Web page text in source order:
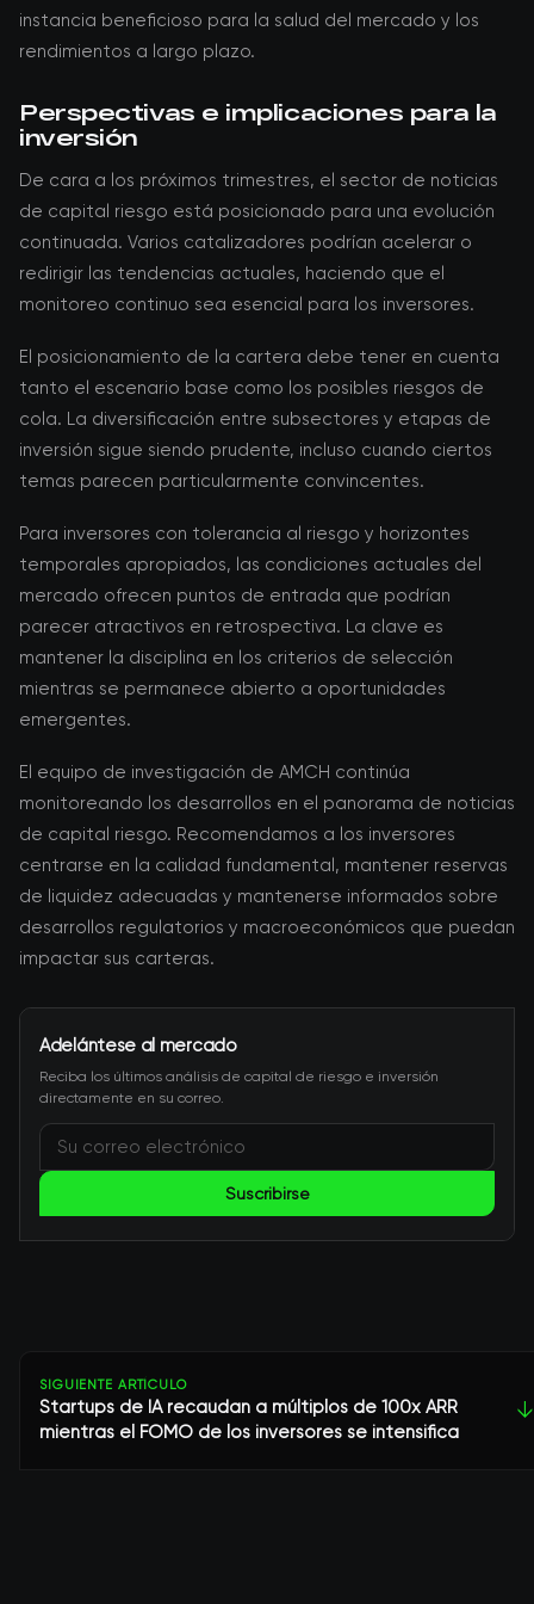
instancia beneficioso para la salud del mercado y los
rendimientos a largo plazo.
Perspectivas e implicaciones para la
inversión
De cara a los próximos trimestres, el sector de noticias
de capital riesgo está posicionado para una evolución
continuada. Varios catalizadores podrían acelerar o
redirigir las tendencias actuales, haciendo que el
monitoreo continuo sea esencial para los inversores.
El posicionamiento de la cartera debe tener en cuenta
tanto el escenario base como los posibles riesgos de
cola. La diversificación entre subsectores y etapas de
inversión sigue siendo prudente, incluso cuando ciertos
temas parecen particularmente convincentes.
Para inversores con tolerancia al riesgo y horizontes
temporales apropiados, las condiciones actuales del
mercado ofrecen puntos de entrada que podrían
parecer atractivos en retrospectiva. La clave es
mantener la disciplina en los criterios de selección
mientras se permanece abierto a oportunidades
emergentes.
El equipo de investigación de AMCH continúa
monitoreando los desarrollos en el panorama de noticias
de capital riesgo. Recomendamos a los inversores
centrarse en la calidad fundamental, mantener reservas
de liquidez adecuadas y mantenerse informados sobre
desarrollos regulatorios y macroeconómicos que puedan
impactar sus carteras.
Adelántese al mercado
Reciba los últimos análisis de capital de riesgo e inversión
directamente en su correo.
Suscribirse
SIGUIENTE ARTÍCULO
Startups de IA recaudan a múltiplos de 100x ARR
mientras el FOMO de los inversores se intensifica
↓